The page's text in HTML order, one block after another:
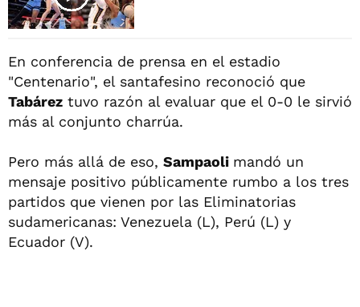
En conferencia de prensa en el estadio
"Centenario", el santafesino reconoció que
Tabárez tuvo razón al evaluar que el 0-0 le sirvió
más al conjunto charrúa.
Pero más allá de eso, Sampaoli mandó un
mensaje positivo públicamente rumbo a los tres
partidos que vienen por las Eliminatorias
sudamericanas: Venezuela (L), Perú (L) y
Ecuador (V).